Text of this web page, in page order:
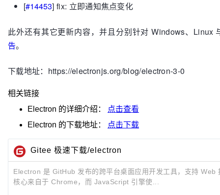
[#14453] fix: 立即通知焦点变化
此外还有其它更新内容，并且分别针对 Windows、Linux
告。
下载地址：https://electronjs.org/blog/electron-3-0
相关链接
Electron 的详细介绍：
点击查看
Electron 的下载地址： 点击下载
Gitee 极速下载/electron
Electron 是 GitHub 发布的跨平台桌面应用开发工具，支持
核心来自于 Chrome，而 JavaScript 引擎使...